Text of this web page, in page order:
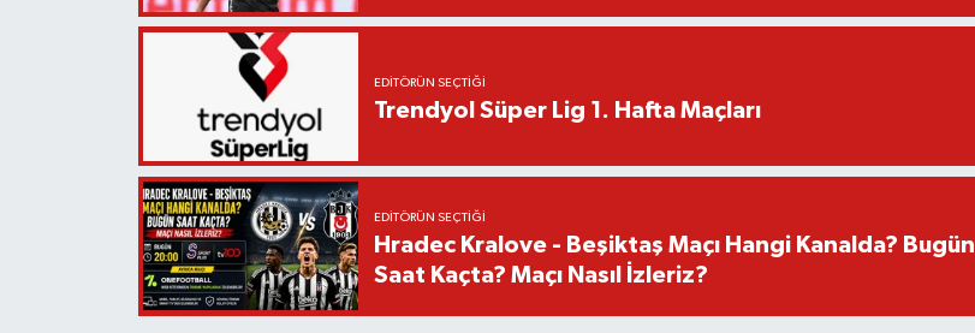
EDITÖRÜN SEÇTIĞI
Trendyol Süper Lig 1. Hafta Maçları
EDITÖRÜN SEÇTIĞI
Hradec Kralove - Beşiktaş Maçı Hangi Kanalda? Bugün
Saat Kaçta? Maçı Nasıl İzleriz?